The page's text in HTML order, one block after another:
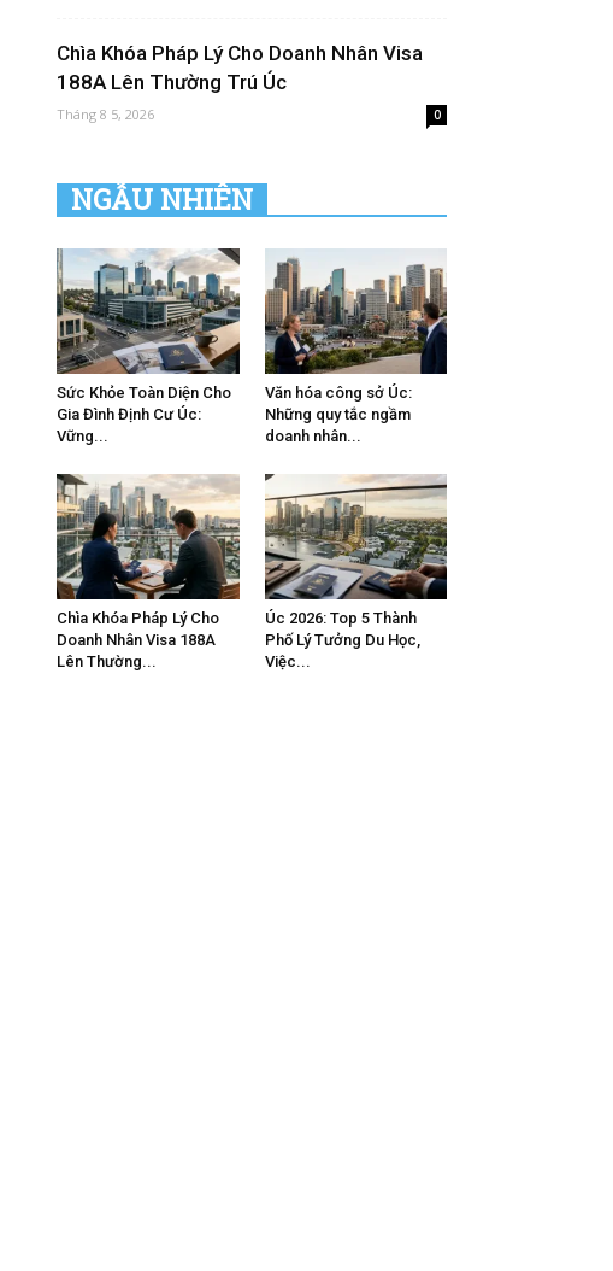
Chìa Khóa Pháp Lý Cho Doanh Nhân Visa
188A Lên Thường Trú Úc
Tháng 8 5, 2026 0
NGẪU NHIÊN
Sức Khỏe Toàn Diện Cho
Gia Đình Định Cư Úc:
Vững...
Văn hóa công sở Úc:
Những quy tắc ngầm
doanh nhân...
Chìa Khóa Pháp Lý Cho
Doanh Nhân Visa 188A
Lên Thường...
Úc 2026: Top 5 Thành
Phố Lý Tưởng Du Học,
Việc...